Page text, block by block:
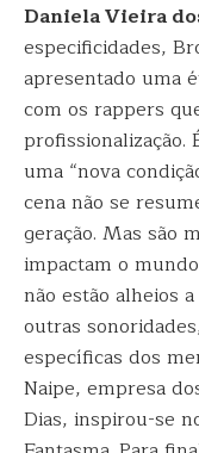
Daniela Vieira
especificidades,
apresentado uma
com os rappers
profissionalização.
uma “nova
cena não se
geração. Mas são
impactam o
não estão alheios
outras
específicas dos
Naipe, empresa
Dias, inspirou-se